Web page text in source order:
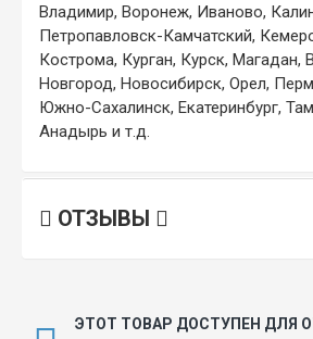
Владимир, Воронеж, Иваново,
Петропавловск-Камчатский,
Кострома, Курган, Курск, Магадан,
Новгород, Новосибирск, Орел,
Южно-Сахалинск, Екатеринбург,
Анадырь и т.д.
ОТЗЫВЫ
ЭТОТ ТОВАР ДОСТУПЕН ДЛЯ